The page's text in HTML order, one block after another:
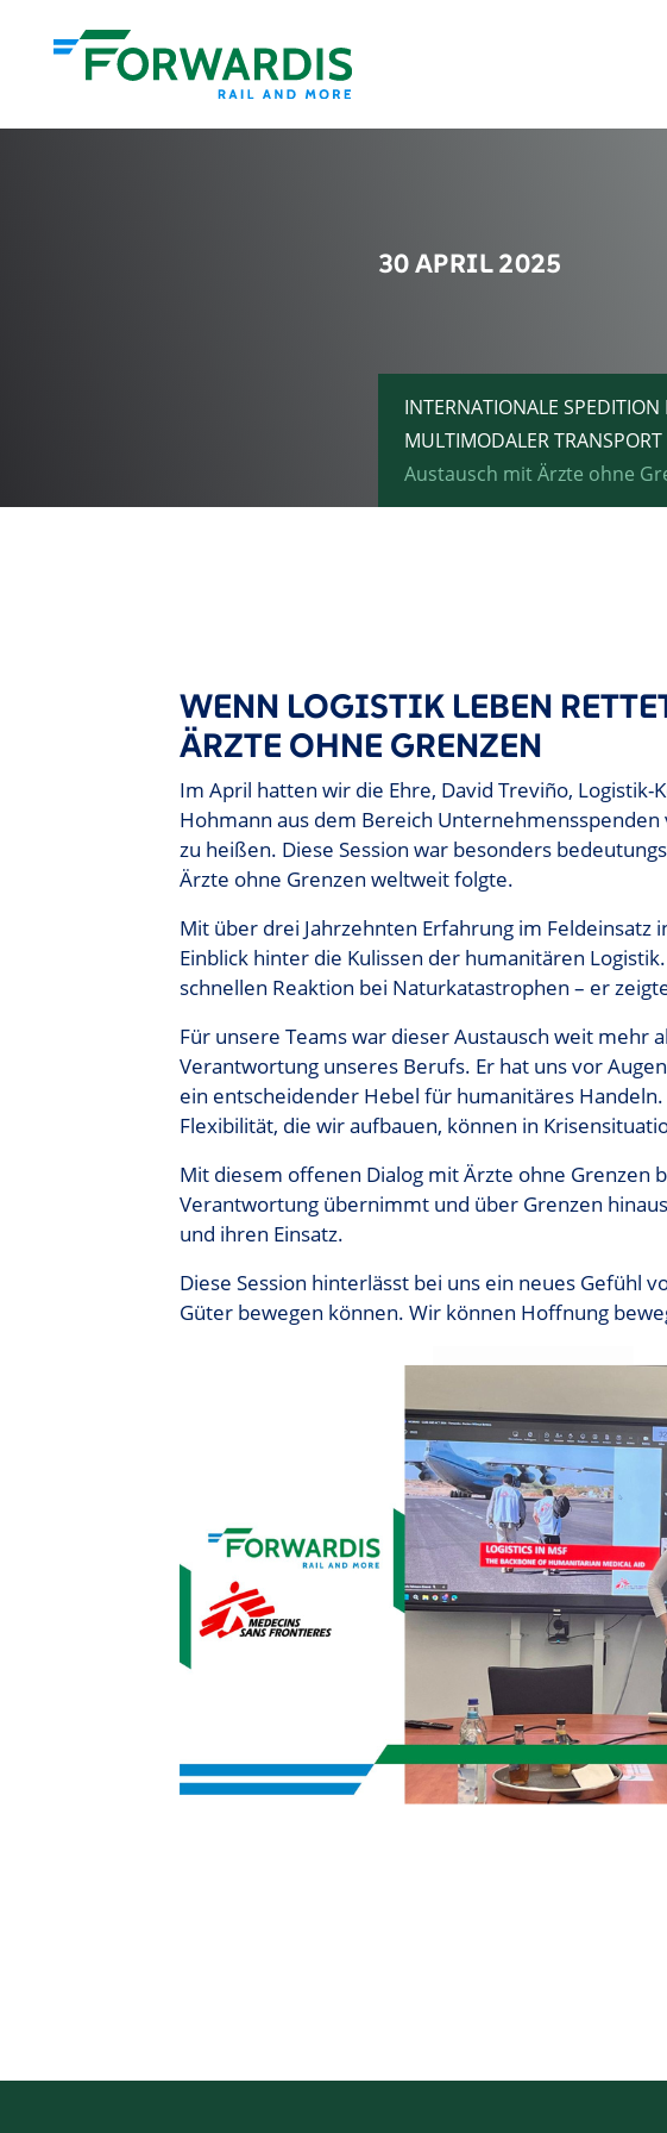
30 APRIL 2025
INTERNATIONALE
MULTIMODALER TRANSPORT
Austausch mit Ärzte ohne
WENN LOGISTIK LEBEN
ÄRZTE OHNE GRENZEN
Im April hatten wir die Ehre, David Treviño,
Hohmann aus dem Bereich
zu heißen. Diese Session war besonders
Ärzte ohne Grenzen weltweit folgte.
Mit über drei Jahrzehnten Erfahrung im
Einblick hinter die Kulissen der humanitären
schnellen Reaktion bei Naturkatastrophen – er
Für unsere Teams war dieser Austausch weit mehr
Verantwortung unseres Berufs. Er hat uns vor
ein entscheidender Hebel für humanitäres
Flexibilität, die wir aufbauen, können in
Mit diesem offenen Dialog mit Ärzte ohne Grenzen
Verantwortung übernimmt und über Grenzen
und ihren Einsatz.
Diese Session hinterlässt bei uns ein neues Gefühl
Güter bewegen können. Wir können Hoffnung